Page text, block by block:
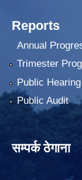
Reports
Annual
Trimester
Public Hearing
Public Audit
सम्पर्क ठेगाना